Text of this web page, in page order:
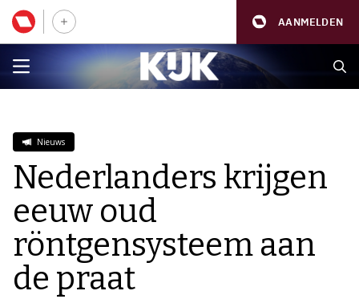
AANMELDEN
Nieuws
Nederlanders krijgen
eeuw oud
röntgensysteem aan
de praat